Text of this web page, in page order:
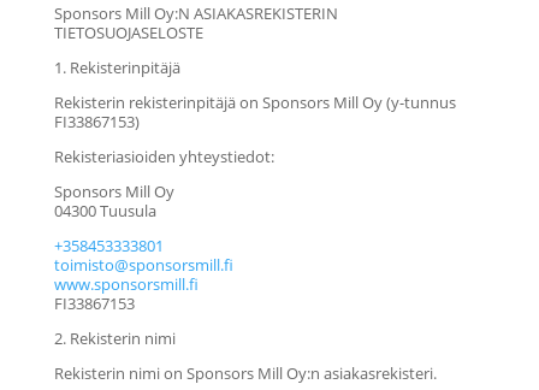
Sponsors Mill Oy:N ASIAKASREKISTERIN
TIETOSUOJASELOSTE
1. Rekisterinpitäjä
Rekisterin rekisterinpitäjä on Sponsors Mill Oy (y-tunnus
FI33867153)
Rekisteriasioiden yhteystiedot:
Sponsors Mill Oy
04300 Tuusula
+358453333801
toimisto@sponsorsmill.fi
www.sponsorsmill.fi
FI33867153
2. Rekisterin nimi
Rekisterin nimi on Sponsors Mill Oy:n asiakasrekisteri.